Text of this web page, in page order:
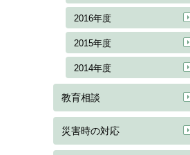
2016年度
2015年度
2014年度
教育相談
災害時の対応